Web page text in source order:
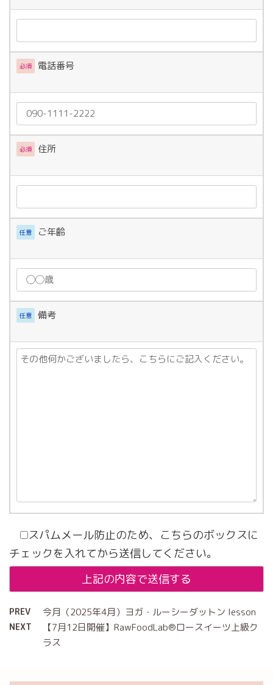
必須 電話番号
必須 住所
任意 ご年齢
任意 備考
スパムメール防止のため、こちらのボックスに
チェックを入れてから送信してください。
PREV 今月（2025年4月）ヨガ・ルーシーダットン lesson
NEXT
【7月12日開催】RawFoodLab®︎ロースイーツ上級ク
ラス